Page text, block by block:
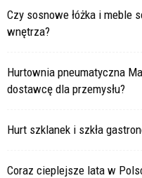
Czy sosnowe łóżka i meble
wnętrza?
Hurtownia pneumatyczna
dostawcę dla przemysłu?
Hurt szklanek i szkła
Coraz cieplejsze lata w